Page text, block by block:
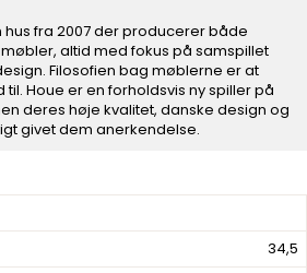
34,5
fra 2007 der producerer både
altid med fokus på samspillet
Filosofien bag møblerne er at
Houe er en forholdsvis ny spiller på
deres høje kvalitet, danske design og
givet dem anerkendelse.